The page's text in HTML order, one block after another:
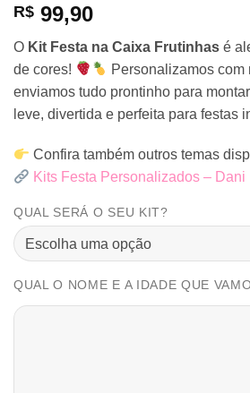
R$ 99,90
O Kit Festa na Caixa Frutinhas é
de cores!
Personalizamos com
enviamos tudo prontinho para
leve, divertida e perfeita para festas
Confira também outros temas
Kits Festa Personalizados –
QUAL SERÁ O SEU KIT?
QUAL O NOME E A IDADE QUE